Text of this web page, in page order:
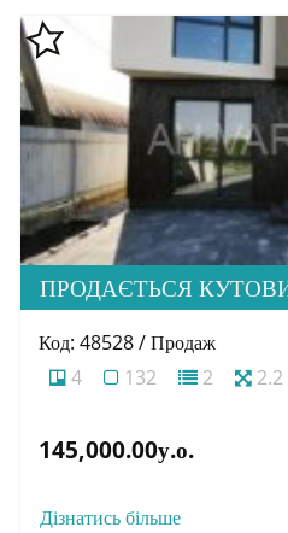
Код: 48528 / Продаж
4
132 2 2.2
145,000.00у.о.
Дізнатись більше